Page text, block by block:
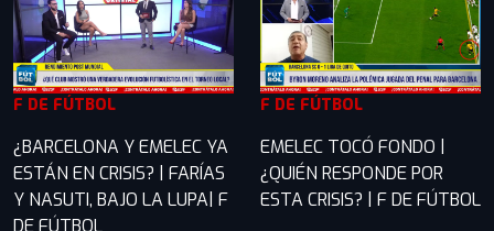
F DE FÚTBOL
¿BARCELONA Y EMELEC YA
ESTÁN EN CRISIS? | FARÍAS
Y NASUTI, BAJO LA LUPA| F
DE FÚTBOL
F DE FÚTBOL
EMELEC TOCÓ FONDO |
¿QUIÉN RESPONDE POR
ESTA CRISIS? | F DE FÚTBOL